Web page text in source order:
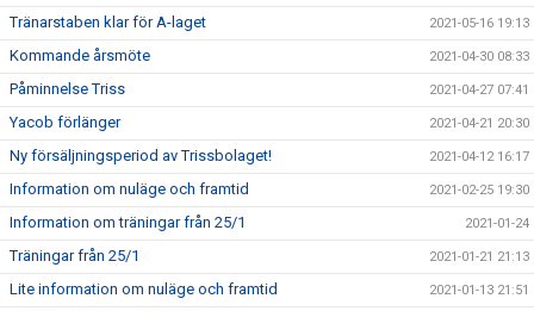
Tränarstaben klar för A-laget 2021-05-16 19:13
Kommande årsmöte 2021-04-30 08:33
Påminnelse Triss 2021-04-27 07:41
Yacob förlänger 2021-04-21 20:30
Ny försäljningsperiod av Trissbolaget! 2021-04-12 16:17
Information om nuläge och framtid 2021-02-25 19:30
Information om träningar från 25/1 2021-01-24
Träningar från 25/1 2021-01-21 21:13
Lite information om nuläge och framtid 2021-01-13 21:51